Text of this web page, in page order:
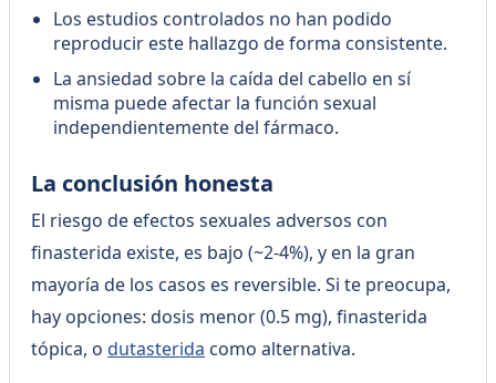
Los estudios controlados no han podido
reproducir este hallazgo de forma consistente.
La ansiedad sobre la caída del cabello en sí
misma puede afectar la función sexual
independientemente del fármaco.
La conclusión honesta
El riesgo de efectos sexuales adversos con
finasterida existe, es bajo (~2-4%), y en la gran
mayoría de los casos es reversible. Si te preocupa,
hay opciones: dosis menor (0.5 mg), finasterida
tópica, odutasterida como alternativa.